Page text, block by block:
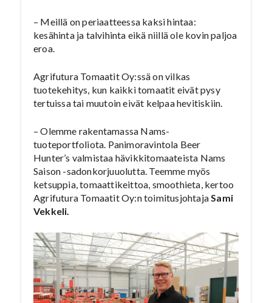
– Meillä on periaatteessa kaksi hintaa:
kesähinta ja talvihinta eikä niillä ole kovin paljoa
eroa.
Agrifutura Tomaatit Oy:ssä on vilkas
tuotekehitys, kun kaikki tomaatit eivät pysy
tertuissa tai muutoin eivät kelpaa hevitiskiin.
– Olemme rakentamassa Nams-
tuoteportfoliota. Panimoravintola Beer
Hunter’s valmistaa hävikkitomaateista Nams
Saison -sadonkorjuuolutta. Teemme myös
ketsuppia, tomaattikeittoa, smoothieta, kertoo
Agrifutura Tomaatit Oy:n toimitusjohtaja Sami
Vekkeli.